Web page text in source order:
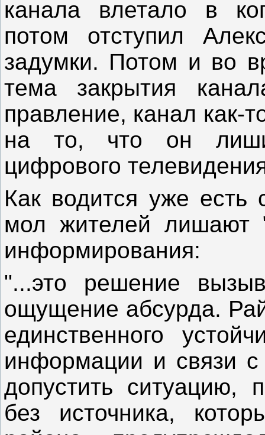
канала влетало в
потом отступил
задумки. Потом и во
тема закрытия
правление, канал как-
на то, что он
цифрового
Как водится уже есть
мол жителей лишают
информирования:
"...это решение
ощущение абсурда.
единственного
информации и связи
допустить ситуацию,
без источника,